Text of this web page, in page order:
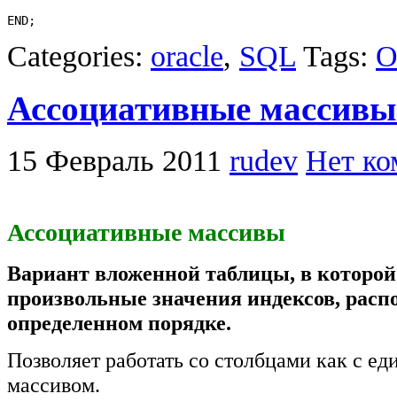
Categories: oracle, SQL Tags:
Ассоциативные
15 Февраль 2011 rudev Нет
Ассоциативные массивы
Вариант вложенной таблицы, в
произвольные значения индексов,
определенном порядке.
Позволяет работать со столбцами как с
массивом.